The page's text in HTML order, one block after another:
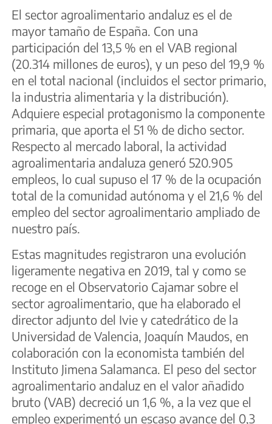
El sector agroalimentario andaluz es el de
mayor tamaño de España. Con una
participación del 13,5 % en el VAB regional
(20.314 millones de euros), y un peso del 19,9 %
en el total nacional (incluidos el sector primario,
la industria alimentaria y la distribución).
Adquiere especial protagonismo la componente
primaria, que aporta el 51 % de dicho sector.
Respecto al mercado laboral, la actividad
agroalimentaria andaluza generó 520.905
empleos, lo cual supuso el 17 % de la ocupación
total de la comunidad autónoma y el 21,6 % del
empleo del sector agroalimentario ampliado de
nuestro país.
Estas magnitudes registraron una evolución
ligeramente negativa en 2019, tal y como se
recoge en el Observatorio Cajamar sobre el
sector agroalimentario, que ha elaborado el
director adjunto del Ivie y catedrático de la
Universidad de Valencia, Joaquín Maudos, en
colaboración con la economista también del
Instituto Jimena Salamanca. El peso del sector
agroalimentario andaluz en el valor añadido
bruto (VAB) decreció un 1,6 %, a la vez que el
empleo experimentó un escaso avance del 0,3